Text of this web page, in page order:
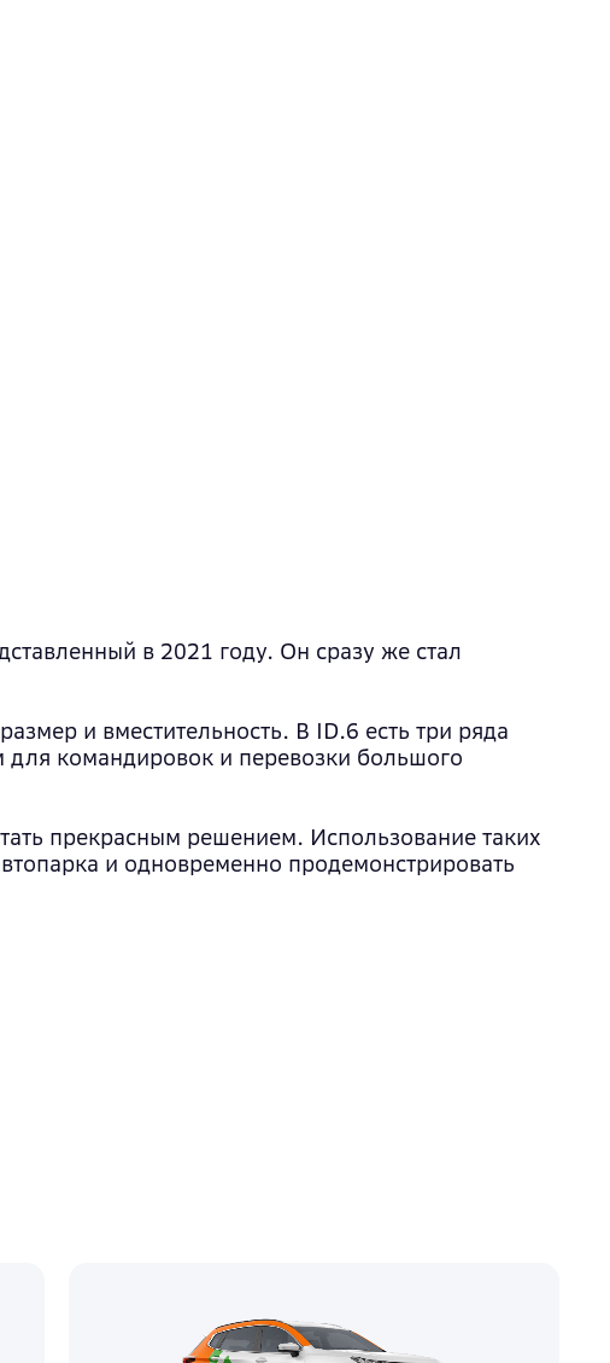
в 2021 году. Он сразу же стал
и вместительность. В ID.6 есть три ряда
для командировок и перевозки большого
прекрасным решением. Использование таких
и одновременно продемонстрировать